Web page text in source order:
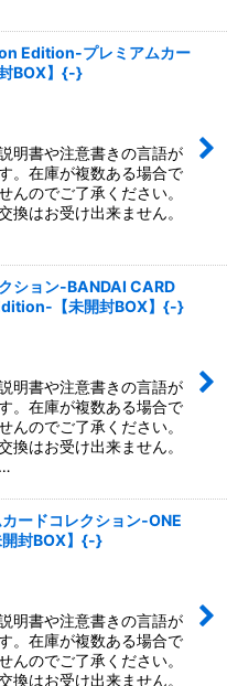
Edition-プレミアムカー
BOX】{-}
明書や注意書きの言語が
。在庫が複数ある場合で
んのでご了承ください。
換はお受け出来ません。
ション-BANDAI CARD
【未開封BOX】{-}
明書や注意書きの言語が
。在庫が複数ある場合で
んのでご了承ください。
換はお受け出来ません。
ードコレクション‐ONE
開封BOX】{-}
明書や注意書きの言語が
。在庫が複数ある場合で
んのでご了承ください。
換はお受け出来ません。